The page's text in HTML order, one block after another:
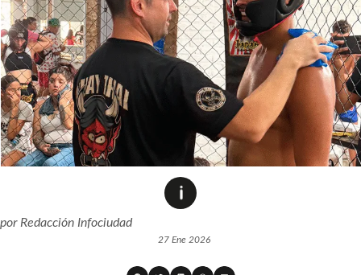
porRedacción Infociudad
27 Ene 2026